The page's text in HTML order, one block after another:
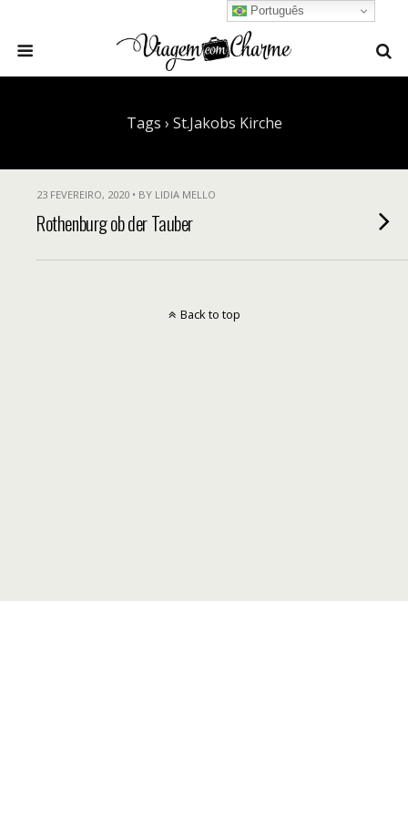
Tags › St.Jakobs Kirche
23 FEVEREIRO, 2020 • BY LIDIA MELLO
Rothenburg ob der Tauber
Português
Back to top